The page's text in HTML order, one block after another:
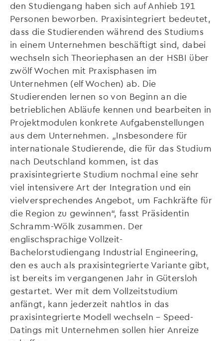
den Studiengang haben sich auf Anhieb 191
Personen beworben. Praxisintegriert bedeutet,
dass die Studierenden während des Studiums
in einem Unternehmen beschäftigt sind, dabei
wechseln sich Theoriephasen an der HSBI über
zwölf Wochen mit Praxisphasen im
Unternehmen (elf Wochen) ab. Die
Studierenden lernen so von Beginn an die
betrieblichen Abläufe kennen und bearbeiten in
Projektmodulen konkrete Aufgabenstellungen
aus dem Unternehmen. „Insbesondere für
internationale Studierende, die für das Studium
nach Deutschland kommen, ist das
praxisintegrierte Studium nochmal eine sehr
viel intensivere Art der Integration und ein
vielversprechendes Angebot, um Fachkräfte für
die Region zu gewinnen“, fasst Präsidentin
Schramm-Wölk zusammen. Der
englischsprachige Vollzeit-
Bachelorstudiengang Industrial Engineering,
den es auch als praxisintegrierte Variante gibt,
ist bereits im vergangenen Jahr in Gütersloh
gestartet. Wer mit dem Vollzeitstudium
anfängt, kann jederzeit nahtlos in das
praxisintegrierte Modell wechseln – Speed-
Datings mit Unternehmen sollen hier Anreize